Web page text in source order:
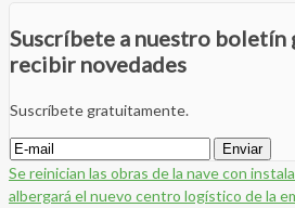
Suscríbete a nuestro boletín
recibir novedades
Suscríbete gratuitamente.
Se reinician las obras de la nave con
albergará el nuevo centro logístico de la